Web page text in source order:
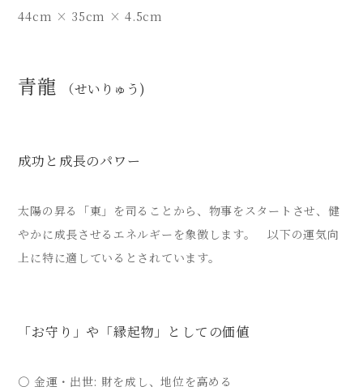
44cm × 35cm × 4.5cm
青龍 （せいりゅう)
成功と成長のパワー
太陽の昇る「東」を司ることから、物事をスタートさせ、健
やかに成長させるエネルギーを象徴します。 以下の運気向
上に特に適しているとされています。
「お守り」や「縁起物」としての価値
〇 金運・出世: 財を成し、地位を高める